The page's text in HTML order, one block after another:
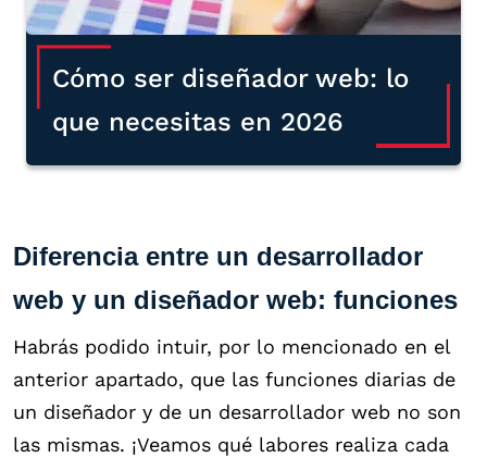
Cómo ser diseñador web: lo
que necesitas en 2026
Diferencia entre un desarrollador
web y un diseñador web: funciones
Habrás podido intuir, por lo mencionado en el
anterior apartado, que las funciones diarias de
un diseñador y de un desarrollador web no son
las mismas. ¡Veamos qué labores realiza cada